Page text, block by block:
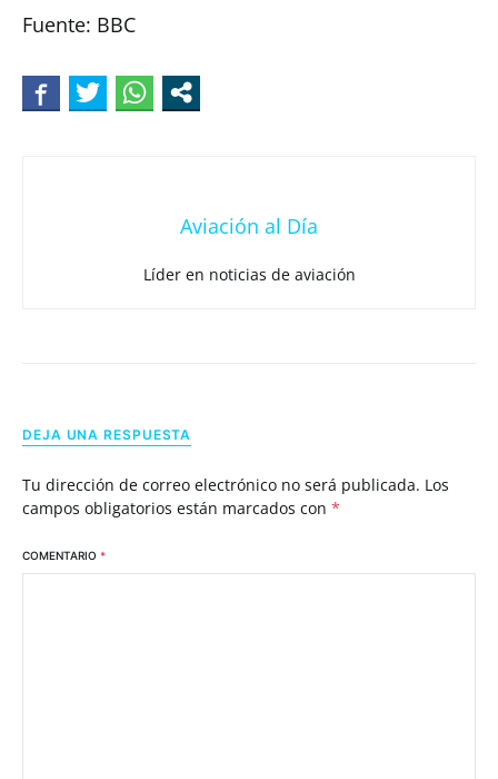
Fuente: BBC
Aviación al Día
Líder en noticias de aviación
DEJA UNA RESPUESTA
Tu dirección de correo electrónico no será publicada. Los
campos obligatorios están marcados con *
COMENTARIO *